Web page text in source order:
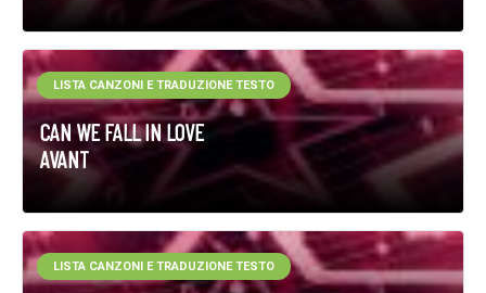
CAN WE FALL IN LOVE
AVANT
LISTA CANZONI E TRADUZIONE TESTO
LISTA CANZONI E TRADUZIONE TESTO